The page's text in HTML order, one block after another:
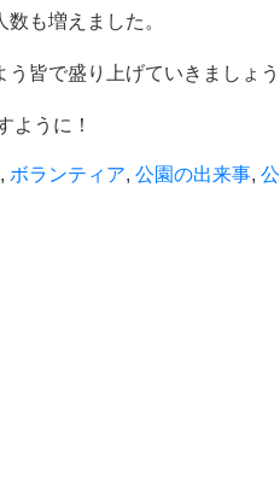
も増えました。
皆で盛り上げていきましょう
ように！
, ボランティア, 公園の出来事,